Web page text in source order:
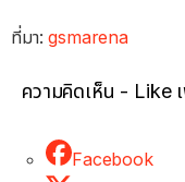
ที่มา:gsmarena
ความคิดเห็น - Like
Facebook